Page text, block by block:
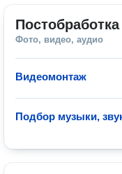
Фото, видео, аудио
Видеомонтаж
Подбор музыки,